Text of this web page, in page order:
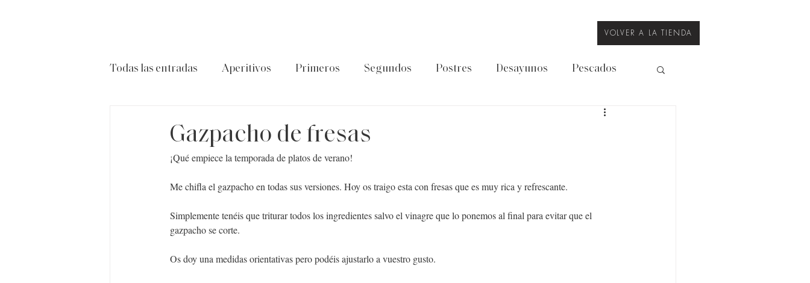
VOLVER A LA TIENDA
Todas las entradas Aperitivos Primeros Segundos Postres Desayunos Pescados
Legumbres
Gazpacho de fresas
¡Qué empiece la temporada de platos de verano!
Me chifla el gazpacho en todas sus versiones. Hoy os traigo esta con fresas que es muy rica y refrescante.
Simplemente tenéis que triturar todos los ingredientes salvo el vinagre que lo ponemos al final para evitar que el
gazpacho se corte.
Os doy una medidas orientativas pero podéis ajustarlo a vuestro gusto.